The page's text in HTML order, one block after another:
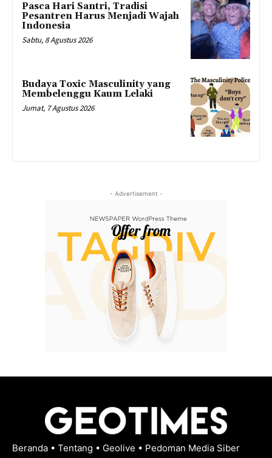
Pasca Hari Santri, Tradisi
Pesantren Harus Menjadi Wajah
Indonesia
Sabtu, 8 Agustus 2026
Budaya Toxic Masculinity yang
Membelenggu Kaum Lelaki
Jumat, 7 Agustus 2026
- Advertisement -
Beranda • Tentang • Geolive • Pedoman Media Siber